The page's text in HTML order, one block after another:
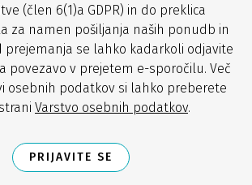
(člen 6(1)a GDPR) in do preklica
za namen pošiljanja naših ponudb in
prejemanja se lahko kadarkoli odjavite
povezavo v prejetem e-sporočilu. Več
osebnih podatkov si lahko preberete
Varstvo osebnih podatkov.
PRIJAVITE SE